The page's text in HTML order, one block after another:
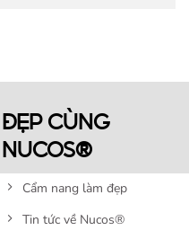
ĐẸP CÙNG
NUCOS®
Cẩm nang làm đẹp
Tin tức về Nucos®